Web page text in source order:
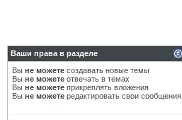
Ваши права в разделе
Вы не можете создавать новые темы
Вы не можете отвечать в темах
Вы не можете прикреплять вложения
Вы не можете редактировать свои сообщения